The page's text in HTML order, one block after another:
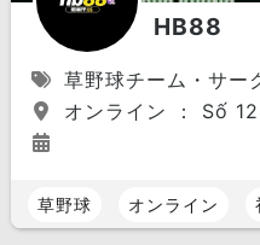
HB88
草野球チーム・サー
オンライン ： Số
草野球 オンライン